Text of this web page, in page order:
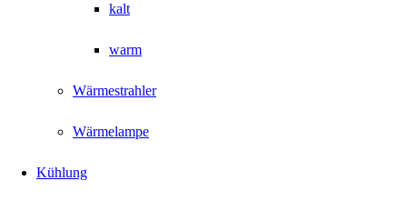
kalt
warm
Wärmestrahler
Wärmelampe
Kühlung